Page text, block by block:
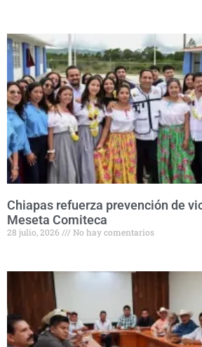
Chiapas refuerza prevención de
Meseta Comiteca
28 julio, 2026 No hay comentarios